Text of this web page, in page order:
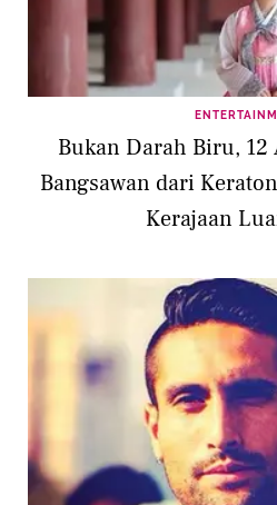
Bukan Darah Biru, 12
Bangsawan dari
Kerajaan